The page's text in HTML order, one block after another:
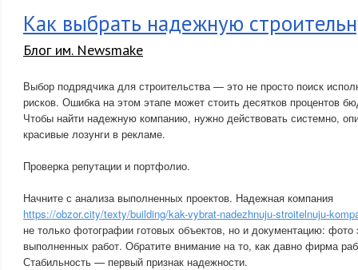
Как выбрать надежную
Блог им. Newsmake
Выбор подрядчика для строительства — это не просто поиск
рисков. Ошибка на этом этапе может стоить десятков процентов
Чтобы найти надежную компанию, нужно действовать системно,
красивые лозунги в рекламе.
Проверка репутации и портфолио.
Начните с анализа выполненных проектов. Надежная компания
https://obzor.city/texty/building/kak-vybrat-nadezhnuju-stroitelnuju-
не только фотографии готовых объектов, но и документацию: фото
выполненных работ. Обратите внимание на то, как давно фирма
Стабильность — первый признак надежности.